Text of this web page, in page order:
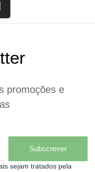
promoções e
Subscrever
sejam tratados pela